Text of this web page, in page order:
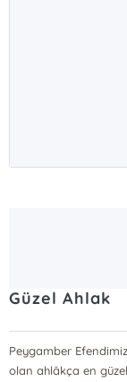
Güzel Ahlak
Peygamber
olan ahlâkça en güzel